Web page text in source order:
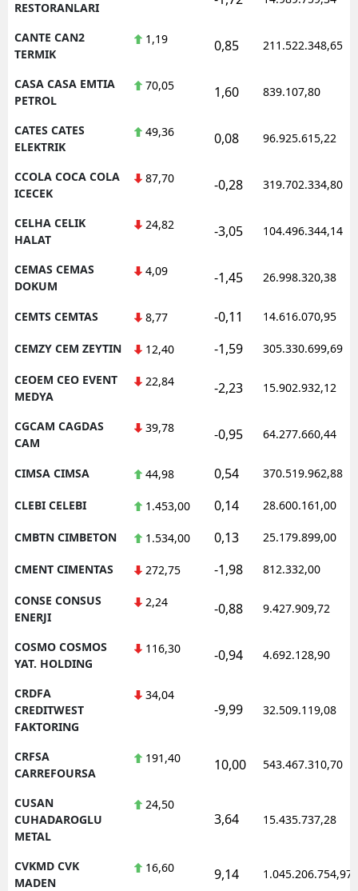
RESTORANLARI
CANTE CAN2
TERMIK
1,19 0,85 211.522.348,65
CASA CASA EMTIA
PETROL
70,05 1,60 839.107,80
CATES CATES
ELEKTRIK
49,36 0,08 96.925.615,22
CCOLA COCA COLA
ICECEK
87,70 -0,28 319.702.334,80
CELHA CELIK
HALAT
24,82 -3,05 104.496.344,14
CEMAS CEMAS
DOKUM
4,09 -1,45 26.998.320,38
CEMTS CEMTAS 8,77 -0,11 14.616.070,95
CEMZY CEM ZEYTIN 12,40 -1,59 305.330.699,69
CEOEM CEO EVENT
MEDYA
22,84 -2,23 15.902.932,12
CGCAM CAGDAS
CAM
39,78 -0,95 64.277.660,44
CIMSA CIMSA 44,98 0,54 370.519.962,88
CLEBI CELEBI 1.453,00 0,14 28.600.161,00
CMBTN CIMBETON 1.534,00 0,13 25.179.899,00
CMENT CIMENTAS 272,75 -1,98 812.332,00
CONSE CONSUS
ENERJI
2,24 -0,88 9.427.909,72
COSMO COSMOS
YAT. HOLDING
116,30 -0,94 4.692.128,90
CRDFA
CREDITWEST
FAKTORING
34,04
-9,99 32.509.119,08
CRFSA
CARREFOURSA
191,40 10,00 543.467.310,70
CUSAN
CUHADAROGLU
METAL
24,50
3,64 15.435.737,28
CVKMD CVK
MADEN
16,60 9,14 1.045.206.754,97